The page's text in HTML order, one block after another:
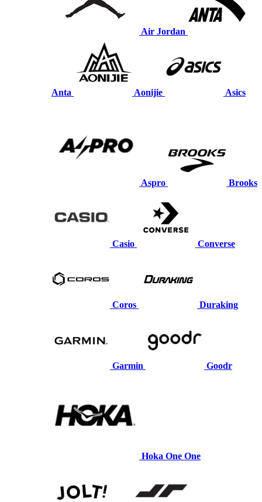
Air Jordan
Anta Aonijie Asics
Aspro Brooks
Casio Converse
Coros Duraking
Garmin Goodr
Hoka One One